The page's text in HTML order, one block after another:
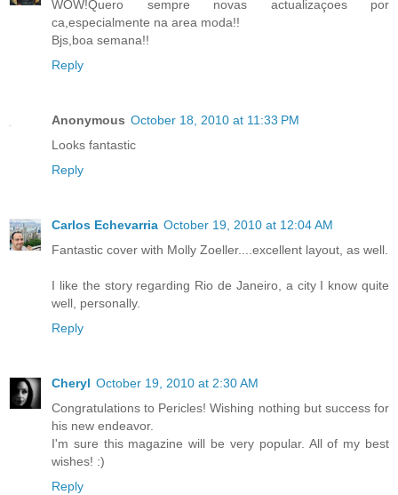
WOW!Quero sempre novas actualizaçoes por
ca,especialmente na area moda!!
Bjs,boa semana!!
Reply
Anonymous October 18, 2010 at 11:33 PM
Looks fantastic
Reply
Carlos Echevarria October 19, 2010 at 12:04 AM
Fantastic cover with Molly Zoeller....excellent layout, as well.
I like the story regarding Rio de Janeiro, a city I know quite
well, personally.
Reply
Cheryl October 19, 2010 at 2:30 AM
Congratulations to Pericles! Wishing nothing but success for
his new endeavor.
I'm sure this magazine will be very popular. All of my best
wishes! :)
Reply